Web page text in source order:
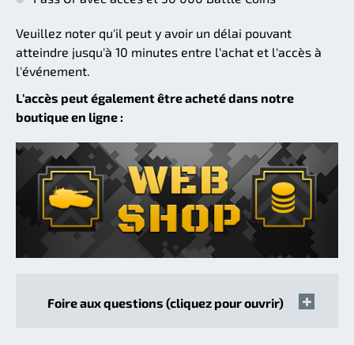
Veuillez noter qu'il peut y avoir un délai pouvant
atteindre jusqu'à 10 minutes entre l'achat et l'accès à
l'événement.
L'accès peut également être acheté dans notre
boutique en ligne :
Foire aux questions (cliquez pour ouvrir)